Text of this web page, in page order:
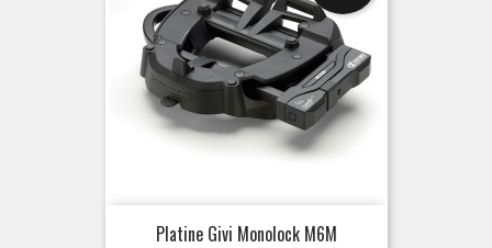
Platine Givi Monolock M6M